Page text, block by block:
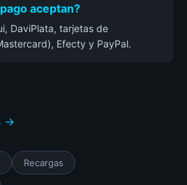
aceptan?
DaviPlata, tarjetas de
Efecty y PayPal.
→
Recargas